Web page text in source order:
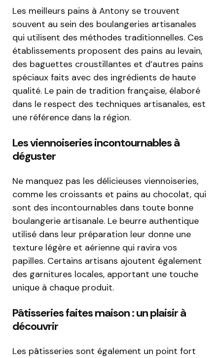
Les meilleurs pains à Antony se trouvent
souvent au sein des boulangeries artisanales
qui utilisent des méthodes traditionnelles. Ces
établissements proposent des pains au levain,
des baguettes croustillantes et d’autres pains
spéciaux faits avec des ingrédients de haute
qualité. Le pain de tradition française, élaboré
dans le respect des techniques artisanales, est
une référence dans la région.
Les viennoiseries incontournables à
déguster
Ne manquez pas les délicieuses viennoiseries,
comme les croissants et pains au chocolat, qui
sont des incontournables dans toute bonne
boulangerie artisanale. Le beurre authentique
utilisé dans leur préparation leur donne une
texture légère et aérienne qui ravira vos
papilles. Certains artisans ajoutent également
des garnitures locales, apportant une touche
unique à chaque produit.
Pâtisseries faites maison : un plaisir à
découvrir
Les pâtisseries sont également un point fort